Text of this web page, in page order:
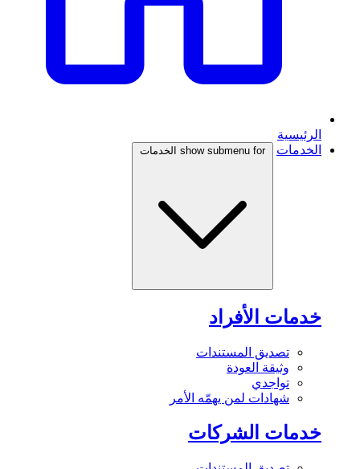
الرئيسية
الخدمات
show submenu for الخدمات
خدمات الأفراد
تصديق المستندات
وثيقة العودة
تواجدي
شهادات لمن يهمّه الأمر
خدمات الشركات